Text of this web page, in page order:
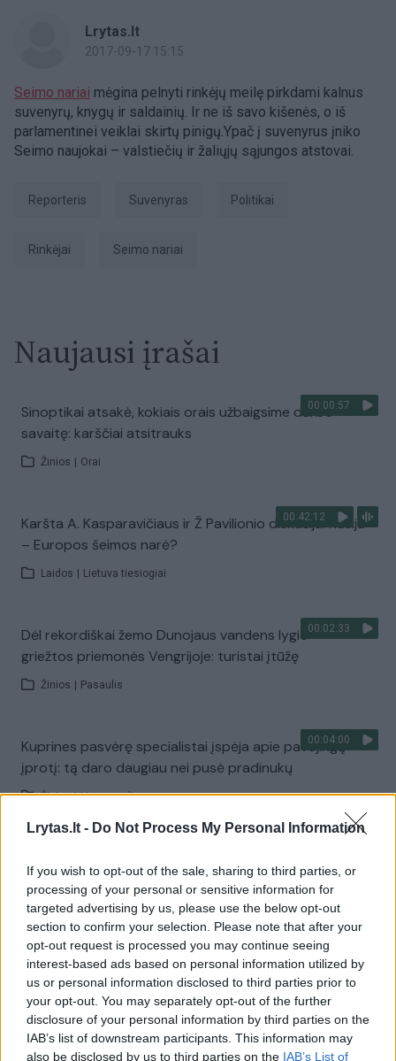
Lrytas.lt - Do Not Process My Personal Information
If you wish to opt-out of the sale, sharing to third parties, or
processing of your personal or sensitive information for
targeted advertising by us, please use the below opt-out
section to confirm your selection. Please note that after your
opt-out request is processed you may continue seeing
interest-based ads based on personal information utilized by
us or personal information disclosed to third parties prior to
your opt-out. You may separately opt-out of the further
disclosure of your personal information by third parties on the
IAB’s list of downstream participants. This information may
also be disclosed by us to third parties on the IAB’s List of
Lrytas.lt
2017-09-17 15:15
Seimo nariai mėgina pelnyti rinkėjų meilę pirkdami kalnus
suvenyrų, knygų ir saldainių. Ir ne iš savo kišenės, o iš
parlamentinei veiklai skirtų pinigų.Ypač į suvenyrus įniko
Seimo naujokai – valstiečių ir žaliųjų sąjungos atstovai.
Reporteris suvenyras Politikai
rinkėjai Seimo nariai
Naujausi įrašai
00:00:57
Sinoptikai atsakė, kokiais orais užbaigsime darbo
savaitę: karščiai atsitrauks
Žinios Orai
00:42:12
Karšta A. Kasparavičiaus ir Ž Pavilionio diskusija: Rusija
– Europos šeimos narė?
Laidos Lietuva tiesiogiai
00:02:33
Dėl rekordiškai žemo Dunojaus vandens lygio –
griežtos priemonės Vengrijoje: turistai įtūžę
Žinios Pasaulis
00:04:00
Kuprines pasvėrę specialistai įspėja apie pavojingą
įprotį: tą daro daugiau nei pusė pradinukų
Žinios | Lietuvos diena
Žiūrimiausi įrašai
00:00:30
Vaizdai iš tragiškos avarijos Vilniaus r.: dviejų moterų ir
vaiko gyvybių išgelbėti nepavyko
Žinios | Lietuvos diena